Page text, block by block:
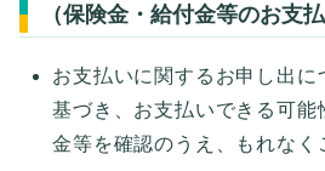
（保険金・給付金等のお支
お支払いに関するお申し出に
基づき、お支払いできる可能
金等を確認のうえ、もれなく